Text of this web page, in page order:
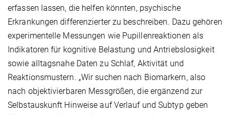
erfassen lassen, die helfen könnten, psychische
Erkrankungen differenzierter zu beschreiben. Dazu gehören
experimentelle Messungen wie Pupillenreaktionen als
Indikatoren für kognitive Belastung und Antriebslosigkeit
sowie alltagsnahe Daten zu Schlaf, Aktivität und
Reaktionsmustern. „Wir suchen nach Biomarkern, also
nach objektivierbaren Messgrößen, die ergänzend zur
Selbstauskunft Hinweise auf Verlauf und Subtyp geben